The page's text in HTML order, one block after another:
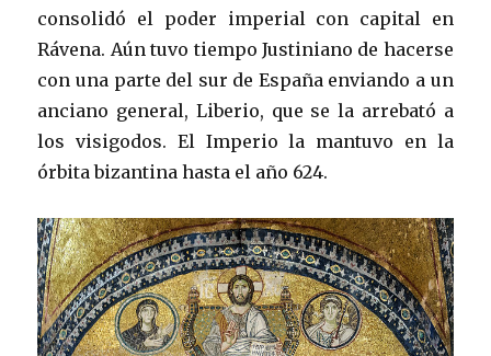
consolidó el poder imperial con capital en
Rávena. Aún tuvo tiempo Justiniano de hacerse
con una parte del sur de España enviando a un
anciano general, Liberio, que se la arrebató a
los visigodos. El Imperio la mantuvo en la
órbita bizantina hasta el año 624.